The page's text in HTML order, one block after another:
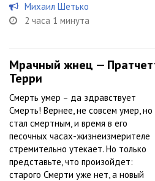
Михаил Шетько
2 часа 1 минута
Мрачный жнец —
Терри
Смерть умер – да здравствует
Смерть! Вернее, не совсем умер, но
стал смертным, и время в его
песочных часах-жизнеизмерителе
стремительно утекает. Но только
представьте, что произойдет:
старого Смерти уже нет, а новый